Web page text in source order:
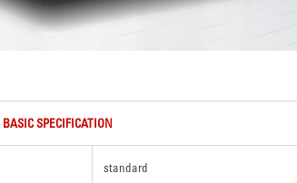
BASIC SPECIFICATION
standard